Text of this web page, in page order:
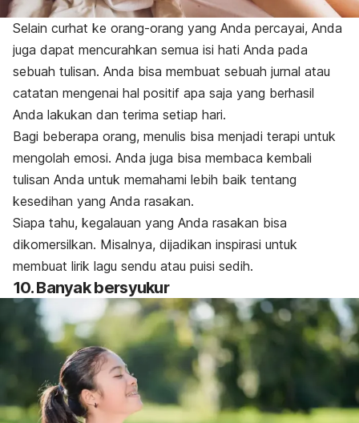
Selain curhat ke orang-orang yang Anda percayai, Anda
juga dapat mencurahkan semua isi hati Anda pada
sebuah tulisan. Anda bisa membuat sebuah jurnal atau
catatan mengenai hal positif apa saja yang berhasil
Anda lakukan dan terima setiap hari.
Bagi beberapa orang, menulis bisa menjadi terapi untuk
mengolah emosi. Anda juga bisa membaca kembali
tulisan Anda untuk memahami lebih baik tentang
kesedihan yang Anda rasakan.
Siapa tahu, kegalauan yang Anda rasakan bisa
dikomersilkan. Misalnya, dijadikan inspirasi untuk
membuat lirik lagu sendu atau puisi sedih.
10. Banyak bersyukur